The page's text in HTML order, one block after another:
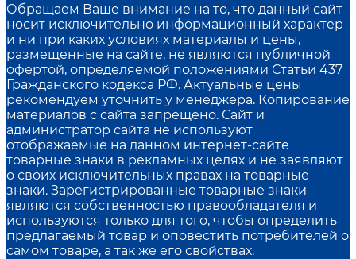
Обращаем Ваше внимание на то, что данный сайт
носит исключительно информационный характер
и ни при каких условиях материалы и цены,
размещенные на сайте, не являются публичной
офертой, определяемой положениями Статьи 437
Гражданского кодекса РФ. Актуальные цены
рекомендуем уточнить у менеджера. Копирование
материалов с сайта запрещено. Сайт и
администратор сайта не используют
отображаемые на данном интернет-сайте
товарные знаки в рекламных целях и не заявляют
о своих исключительных правах на товарные
знаки. Зарегистрированные товарные знаки
являются собственностью правообладателя и
используются только для того, чтобы определить
предлагаемый товар и оповестить потребителей о
самом товаре, а так же его свойствах.